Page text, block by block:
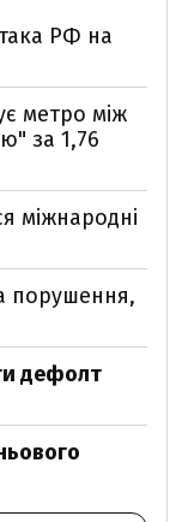
РФ на
метро між
за 1,76
міжнародні
порушення,
дефолт